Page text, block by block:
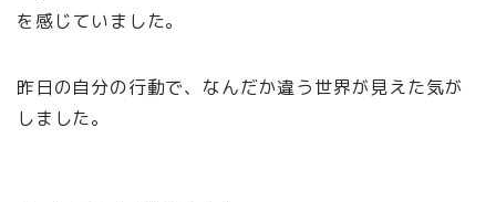
を感じていました。
昨日の自分の行動で、なんだか違う世界が見えた気が
しました。